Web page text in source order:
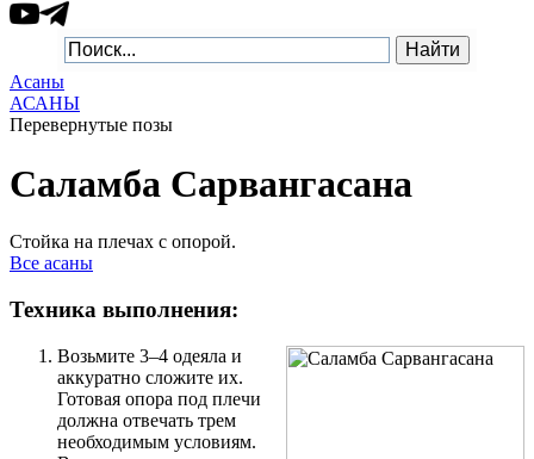
Асаны
АСАНЫ
Перевернутые позы
Саламба Сарвангасана
Стойка на плечах с опорой.
Все асаны
Техника выполнения:
Возьмите 3–4 одеяла и
аккуратно сложите их.
Готовая опора под плечи
должна отвечать трем
необходимым условиям.